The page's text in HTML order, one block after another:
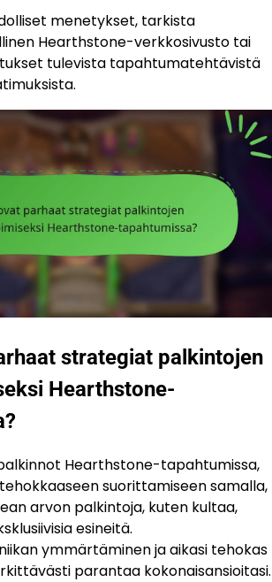
menetykset, tarkista
Hearthstone-verkkosivusto tai
tulevista tapahtumatehtävistä
strategiat palkintojen
Hearthstone-
Hearthstone-tapahtumissa,
suorittamiseen samalla,
arvon palkintoja, kuten kultaa,
esineitä.
ymmärtäminen ja aikasi tehokas
parantaa kokonaisansioitasi.